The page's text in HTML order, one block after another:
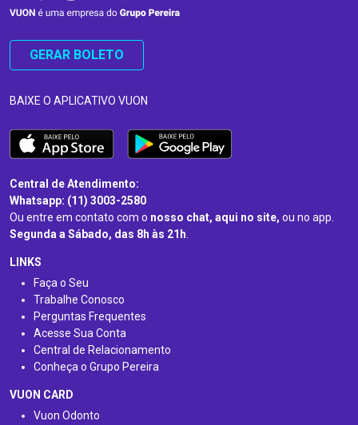
GERAR BOLETO
BAIXE O APLICATIVO VUON
Central de Atendimento:
Whatsapp: (11) 3003-2580
Ou entre em contato com o nosso chat, aqui no site, ou no app.
Segunda a Sábado, das 8h às 21h.
LINKS
Faça o Seu
Trabalhe Conosco
Perguntas Frequentes
Acesse Sua Conta
Central de Relacionamento
Conheça o Grupo Pereira
VUON CARD
Vuon Odonto